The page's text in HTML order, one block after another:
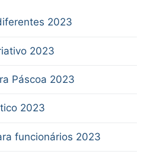
2023
2023
Páscoa 2023
2023
funcionários 2023